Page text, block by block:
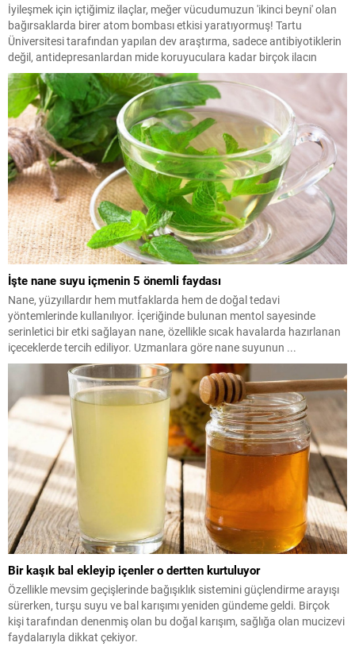
İyileşmek için içtiğimiz ilaçlar, meğer vücudumuzun 'ikinci beyni' olan
bağırsaklarda birer atom bombası etkisi yaratıyormuş! Tartu
Üniversitesi tarafından yapılan dev araştırma, sadece antibiyotiklerin
değil, antidepresanlardan mide koruyuculara kadar birçok ilacın
mikrobiyom dengesini yıllarca bozduğunu ortaya koydu.
İşte nane suyu içmenin 5 önemli faydası
Nane, yüzyıllardır hem mutfaklarda hem de doğal tedavi
yöntemlerinde kullanılıyor. İçeriğinde bulunan mentol sayesinde
serinletici bir etki sağlayan nane, özellikle sıcak havalarda hazırlanan
içeceklerde tercih ediliyor. Uzmanlara göre nane suyunun ...
Bir kaşık bal ekleyip içenler o dertten kurtuluyor
Özellikle mevsim geçişlerinde bağışıklık sistemini güçlendirme arayışı
sürerken, turşu suyu ve bal karışımı yeniden gündeme geldi. Birçok
kişi tarafından denenmiş olan bu doğal karışım, sağlığa olan mucizevi
faydalarıyla dikkat çekiyor.